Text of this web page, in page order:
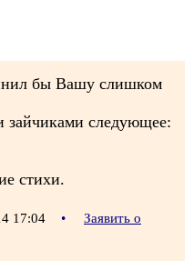
бы Вашу слишком
зайчиками следующее:
стихи.
17:04 •
Заявить о